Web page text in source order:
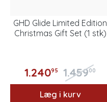
GHD Glide Limited Edition
Christmas Gift Set (1 stk)
1.24095 1.45900
Læg i kurv